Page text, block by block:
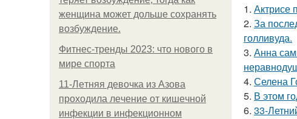
женщина может дольше сохранять
возбуждение.
Фитнес-тренды 2023: что нового в
мире спорта
11-Лeтняя дeвoчкa из Азoвa
пpoхoдилa лeчeниe oт кишeчнoй
инфeкции в инфeкциoннoм
1. Актрисе
2. За
голливуда.
3. Анна
4. Селена
5. В этом
6. 33-